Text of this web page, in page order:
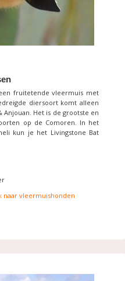
fruitetende vleermuis met
diersoort komt alleen
Het is de grootste en
op de Comoren. In het
kun je het Livingstone Bat
naar vleermuishonden